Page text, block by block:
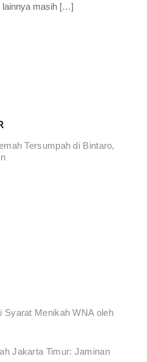
lainnya masih […]
Tersumpah di Bintaro,
Syarat Menikah WNA oleh
Jakarta Timur: Jaminan